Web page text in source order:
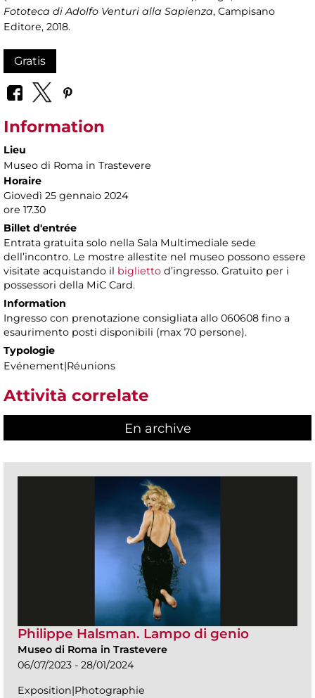
Fototeca di Adolfo Venturi alla Sapienza, Campisano
Editore, 2018.
Gratis
Information
Lieu
Museo di Roma in Trastevere
Horaire
Giovedì 25 gennaio 2024
ore 17.30
Billet d'entrée
Entrata gratuita solo nella Sala Multimediale sede
dell’incontro. Le mostre allestite nel museo possono essere
visitate acquistando il biglietto d’ingresso. Gratuito per i
possessori della MiC Card.
Information
Ingresso con prenotazione consigliata allo 060608 fino a
esaurimento posti disponibili (max 70 persone).
Typologie
Evénement|Réunions
Attività correlate
En archive
Philippe Halsman. Lampo di genio
Museo di Roma in Trastevere
06/07/2023 - 28/01/2024
Exposition|Photographie